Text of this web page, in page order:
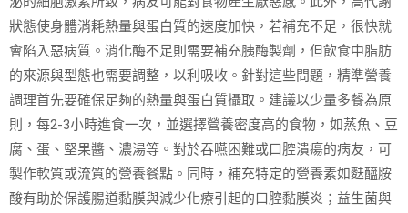
狀態使身體消耗熱量與蛋白質的速度加快，若補充不足，很快就
會陷入惡病質。消化酶不足則需要補充胰酶製劑，但飲食中脂肪
的來源與型態也需要調整，以利吸收。針對這些問題，精準營養
調理首先要確保足夠的熱量與蛋白質攝取。建議以少量多餐為原
則，每2-3小時進食一次，並選擇營養密度高的食物，如蒸魚、豆
腐、蛋、堅果醬、濃湯等。對於吞嚥困難或口腔潰瘍的病友，可
製作軟質或流質的營養餐點。同時，補充特定的營養素如麩醯胺
酸有助於保護腸道黏膜與減少化療引起的口腔黏膜炎；益生菌與